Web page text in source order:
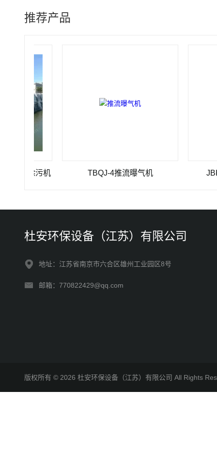
推荐产品
TBQJ-4推流曝气机 JBK 1-
杜安环保设备（江苏）有限公司
地址：江苏省南京市六合区雄州工业园区8号
邮箱：770822429@qq.com
版权所有 © 2026 杜安环保设备（江苏）有限公司 All Rights